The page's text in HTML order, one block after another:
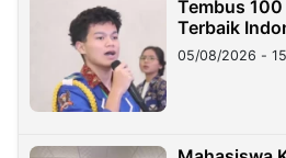
Tembus
Terbaik
05/08/2026 -